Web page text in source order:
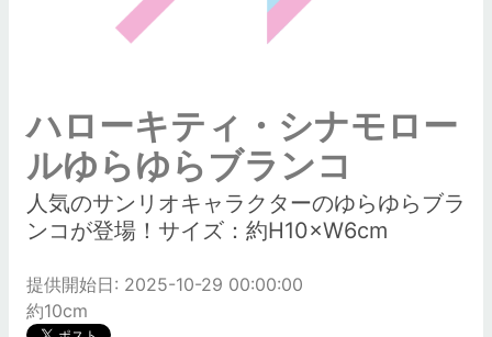
ハローキティ・シナモロー
ルゆらゆらブランコ
人気のサンリオキャラクターのゆらゆらブラ
ンコが登場！サイズ：約H10×W6cm
提供開始日: 2025-10-29 00:00:00
約10cm